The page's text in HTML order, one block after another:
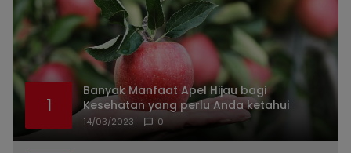
1
Banyak Manfaat Apel Hijau bagi
Kesehatan yang perlu Anda ketahui
14/03/2023 0